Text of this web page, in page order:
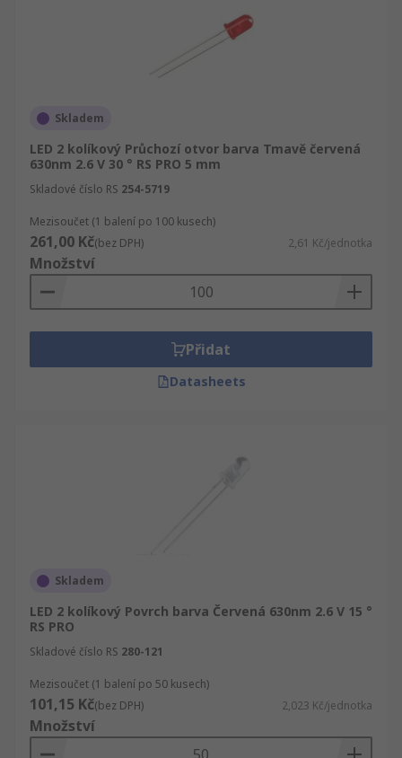
Skladem
LED 2 kolíkový Průchozí otvor barva Tmavě červená
630nm 2.6 V 30 ° RS PRO 5 mm
Skladové číslo RS 254-5719
Mezisoučet (1 balení po 100 kusech)
261,00 Kč(bez DPH) 2,61 Kč/jednotka
Množství
Přidat
Datasheets
Skladem
LED 2 kolíkový Povrch barva Červená 630nm 2.6 V 15 °
RS PRO
Skladové číslo RS 280-121
Mezisoučet (1 balení po 50 kusech)
101,15 Kč(bez DPH) 2,023 Kč/jednotka
Množství